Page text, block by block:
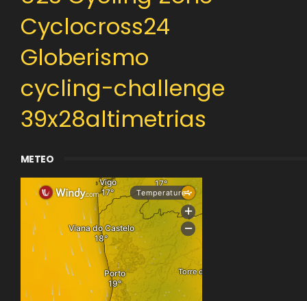
Cyclocross24
Globerismo
cycling-challenge
39x28altimetrias
METEO